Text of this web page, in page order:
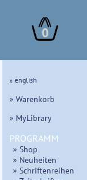
0
» english
» Warenkorb
» MyLibrary
PROGRAMM
» Shop
» Neuheiten
» Schriftenreihen